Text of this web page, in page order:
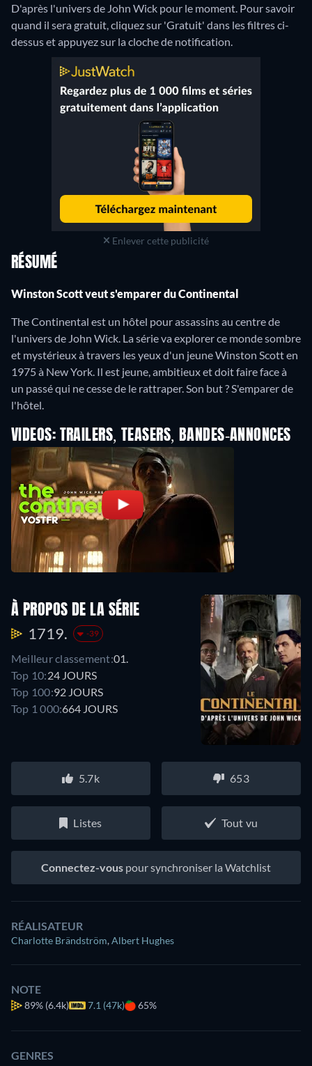
D'après l'univers de John Wick pour le moment. Pour savoir
quand il sera gratuit, cliquez sur 'Gratuit' dans les filtres ci-
dessus et appuyez sur la cloche de notification.
Enlever cette publicité
RÉSUMÉ
Winston Scott veut s'emparer du Continental
The Continental est un hôtel pour assassins au centre de
l'univers de John Wick. La série va explorer ce monde sombre
et mystérieux à travers les yeux d'un jeune Winston Scott en
1975 à New York. Il est jeune, ambitieux et doit faire face à
un passé qui ne cesse de le rattraper. Son but ? S'emparer de
l'hôtel.
VIDEOS: TRAILERS, TEASERS, BANDES-ANNONCES
À PROPOS DE LA SÉRIE
1719. -39
Meilleur classement:01.
Top 10:24 JOURS
Top 100:92 JOURS
Top 1 000:664 JOURS
5.7k 653
Listes Tout vu
Connectez-vous pour synchroniser la Watchlist
RÉALISATEUR
Charlotte Brändström,Albert Hughes
NOTE
89% (6.4k) 7.1 (47k) 65%
GENRES